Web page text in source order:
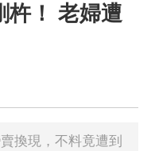
杵！ 老婦遭
換現，不料竟遭到